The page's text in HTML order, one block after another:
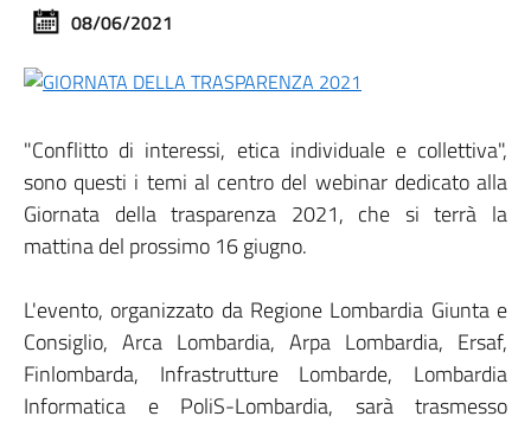
08/06/2021
"Conflitto di interessi, etica individuale e collettiva",
sono questi i temi al centro del webinar dedicato alla
Giornata della trasparenza 2021, che si terrà la
mattina del prossimo 16 giugno.
L'evento, organizzato da Regione Lombardia Giunta e
Consiglio, Arca Lombardia, Arpa Lombardia, Ersaf,
Finlombarda, Infrastrutture Lombarde, Lombardia
Informatica e PoliS-Lombardia, sarà trasmesso